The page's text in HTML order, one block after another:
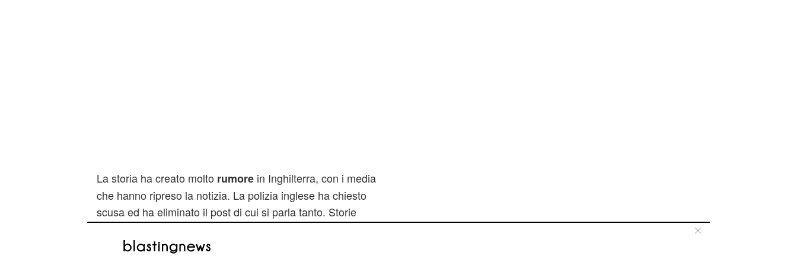
La storia ha creato molto rumorein Inghilterra, con i media
che hanno ripreso la notizia. La polizia inglese ha chiesto
scusa ed ha eliminato il post di cui si parla tanto. Storie
simili erano comunque già accadute, come quella in
Spagna, quando il ct della nazionale spagnola Vicente De